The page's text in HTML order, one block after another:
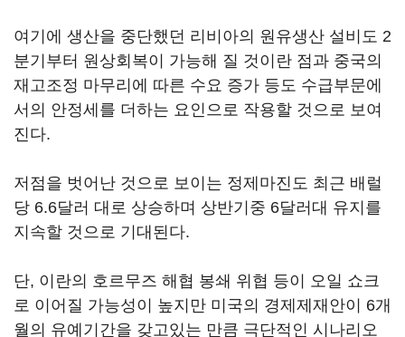
여기에 생산을 중단했던 리비아의 원유생산 설비도 2
분기부터 원상회복이 가능해 질 것이란 점과 중국의
재고조정 마무리에 따른 수요 증가 등도 수급부문에
서의 안정세를 더하는 요인으로 작용할 것으로 보여
진다.
저점을 벗어난 것으로 보이는 정제마진도 최근 배럴
당 6.6달러 대로 상승하며 상반기중 6달러대 유지를
지속할 것으로 기대된다.
단, 이란의 호르무즈 해협 봉쇄 위협 등이 오일 쇼크
로 이어질 가능성이 높지만 미국의 경제제재안이 6개
월의 유예기간을 갖고있는 만큼 극단적인 시나리오